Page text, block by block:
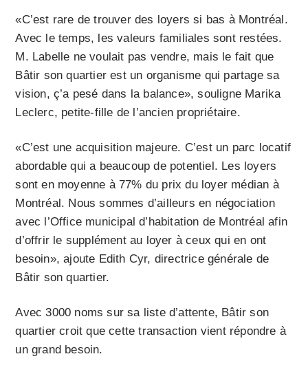
«C’est rare de trouver des loyers si bas à Montréal.
Avec le temps, les valeurs familiales sont restées.
M. Labelle ne voulait pas vendre, mais le fait que
Bâtir son quartier est un organisme qui partage sa
vision, ç’a pesé dans la balance», souligne Marika
Leclerc, petite-fille de l’ancien propriétaire.
«C’est une acquisition majeure. C’est un parc locatif
abordable qui a beaucoup de potentiel. Les loyers
sont en moyenne à 77% du prix du loyer médian à
Montréal. Nous sommes d’ailleurs en négociation
avec l’Office municipal d’habitation de Montréal afin
d’offrir le supplément au loyer à ceux qui en ont
besoin», ajoute Edith Cyr, directrice générale de
Bâtir son quartier.
Avec 3000 noms sur sa liste d’attente, Bâtir son
quartier croit que cette transaction vient répondre à
un grand besoin.